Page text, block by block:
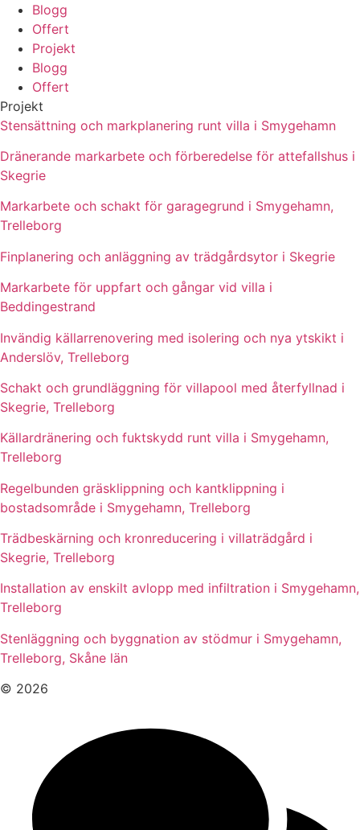
Blogg
Offert
Projekt
Blogg
Offert
Projekt
Stensättning och markplanering runt villa i Smygehamn
Dränerande markarbete och förberedelse för attefallshus i
Skegrie
Markarbete och schakt för garagegrund i Smygehamn,
Trelleborg
Finplanering och anläggning av trädgårdsytor i Skegrie
Markarbete för uppfart och gångar vid villa i
Beddingestrand
Invändig källarrenovering med isolering och nya ytskikt i
Anderslöv, Trelleborg
Schakt och grundläggning för villapool med återfyllnad i
Skegrie, Trelleborg
Källardränering och fuktskydd runt villa i Smygehamn,
Trelleborg
Regelbunden gräsklippning och kantklippning i
bostadsområde i Smygehamn, Trelleborg
Trädbeskärning och kronreducering i villaträdgård i
Skegrie, Trelleborg
Installation av enskilt avlopp med infiltration i Smygehamn,
Trelleborg
Stenläggning och byggnation av stödmur i Smygehamn,
Trelleborg, Skåne län
© 2026